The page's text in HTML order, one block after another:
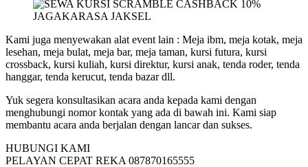
Kami juga menyewakan alat event lain : Meja ibm, meja kotak, meja
lesehan, meja bulat, meja bar, meja taman, kursi futura, kursi
crossback, kursi kuliah, kursi direktur, kursi anak, tenda roder, tenda
hanggar, tenda kerucut, tenda bazar dll.
Yuk segera konsultasikan acara anda kepada kami dengan
menghubungi nomor kontak yang ada di bawah ini. Kami siap
membantu acara anda berjalan dengan lancar dan sukses.
HUBUNGI KAMI
PELAYAN CEPAT REKA 087870165555